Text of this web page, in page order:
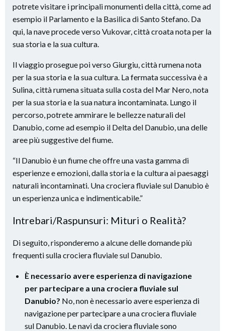
potrete visitare i principali monumenti della città, come ad
esempio il Parlamento e la Basilica di Santo Stefano. Da
qui, la nave procede verso Vukovar, città croata nota per la
sua storia e la sua cultura.
Il viaggio prosegue poi verso Giurgiu, città rumena nota
per la sua storia e la sua cultura. La fermata successiva è a
Sulina, città rumena situata sulla costa del Mar Nero, nota
per la sua storia e la sua natura incontaminata. Lungo il
percorso, potrete ammirare le bellezze naturali del
Danubio, come ad esempio il Delta del Danubio, una delle
aree più suggestive del fiume.
“Il Danubio è un fiume che offre una vasta gamma di
esperienze e emozioni, dalla storia e la cultura ai paesaggi
naturali incontaminati. Una crociera fluviale sul Danubio è
un esperienza unica e indimenticabile.”
Intrebari/Raspunsuri: Mituri o Realità?
Di seguito, risponderemo a alcune delle domande più
frequenti sulla crociera fluviale sul Danubio.
È necessario avere esperienza di navigazione
per partecipare a una crociera fluviale sul
Danubio? No, non è necessario avere esperienza di
navigazione per partecipare a una crociera fluviale
sul Danubio. Le navi da crociera fluviale sono